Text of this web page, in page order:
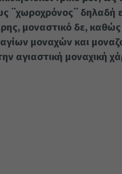
¨χωροχρόνος¨ δηλαδή
μοναστικό δε,
μοναχών και
αγιαστική μοναχική